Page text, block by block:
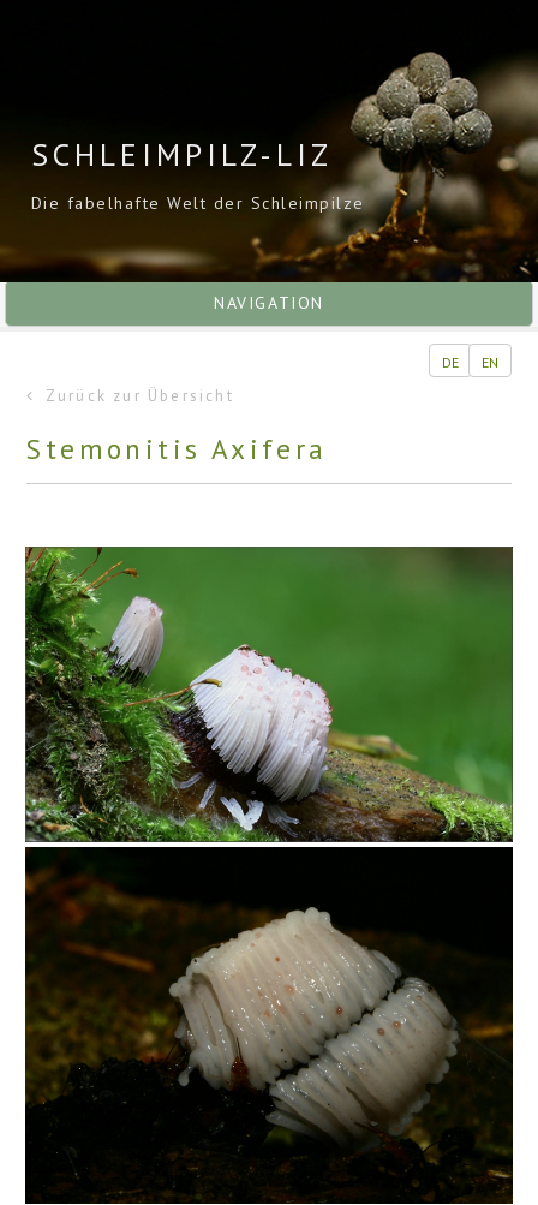
SCHLEIMPILZ-LIZ
Die fabelhafte Welt der Schleimpilze
NAVIGATION
DE EN
Zurück zur Übersicht
Stemonitis Axifera